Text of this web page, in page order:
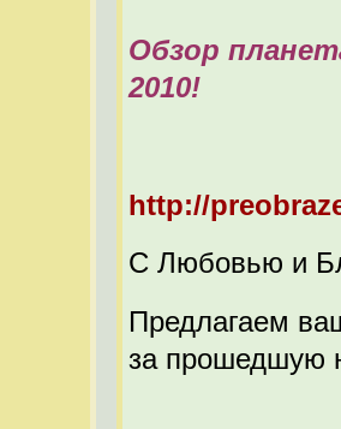
Обзор
2010!
http://
С Любовью и
Предлагаем
за прошедшую